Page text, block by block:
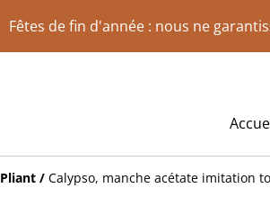
Fêtes de fin d'année : nous ne
Pliant / Calypso, manche acétate imitation